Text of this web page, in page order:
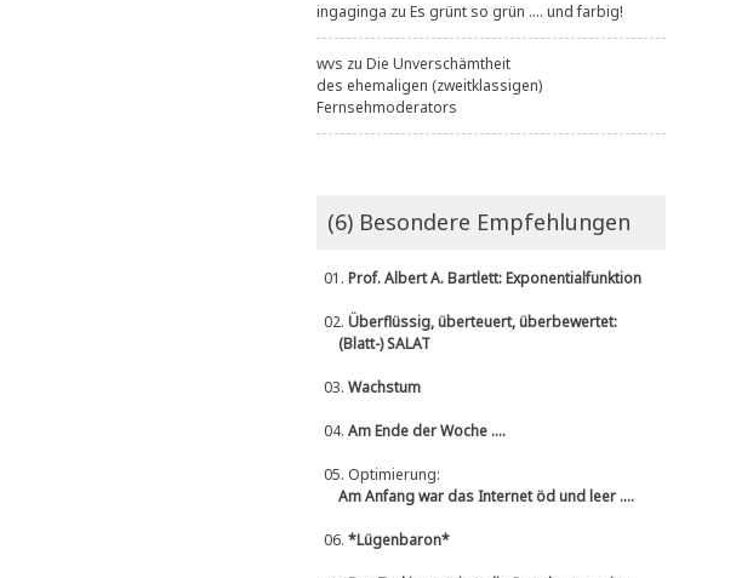
ingaginga zu Es grünt so grün .... und farbig!
wvs zu Die Unverschämtheit
des ehemaligen (zweitklassigen)
Fernsehmoderators
(6) Besondere Empfehlungen
01. Prof. Albert A. Bartlett: Exponentialfunktion
02. Überflüssig, überteuert, überbewertet:
(Blatt-) SALAT
03. Wachstum
04. Am Ende der Woche ....
05. Optimierung:
Am Anfang war das Internet öd und leer ....
06. *Lügenbaron*